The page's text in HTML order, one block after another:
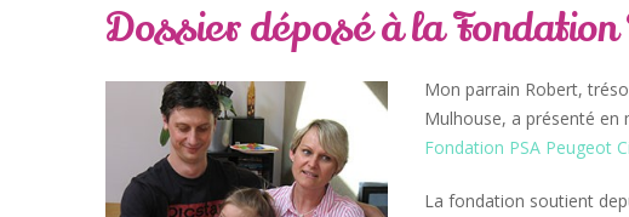
Dossier déposé à la Fondation
Mon parrain Robert,
Mulhouse, a présenté en
Fondation PSA Peugeot
La fondation soutient